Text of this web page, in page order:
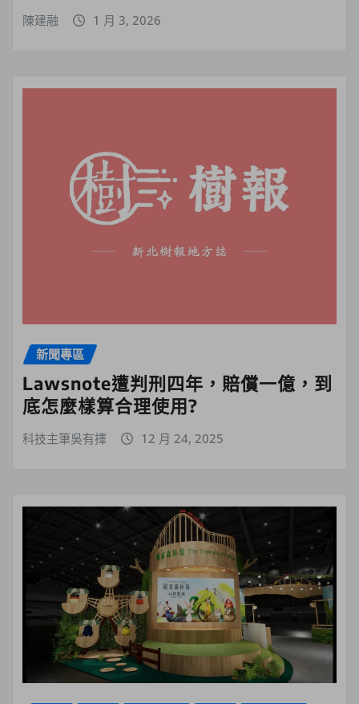
陳建融 1 月 3, 2026
新聞專區
Lawsnote遭判刑四年，賠償一億，到
底怎麼樣算合理使用?
科技主筆吳有擇 12 月 24, 2025